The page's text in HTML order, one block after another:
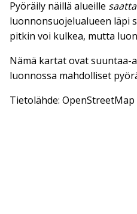
Pyöräily näillä alueille
luonnonsuojelualueen läpi
pitkin voi kulkea, mutta
Nämä kartat ovat suuntaa-
luonnossa mahdolliset
Tietolähde: OpenStreetMap